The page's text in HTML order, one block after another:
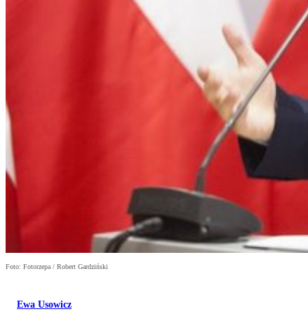
Foto: Fotorzepa / Robert Gardziński
Ewa Usowicz